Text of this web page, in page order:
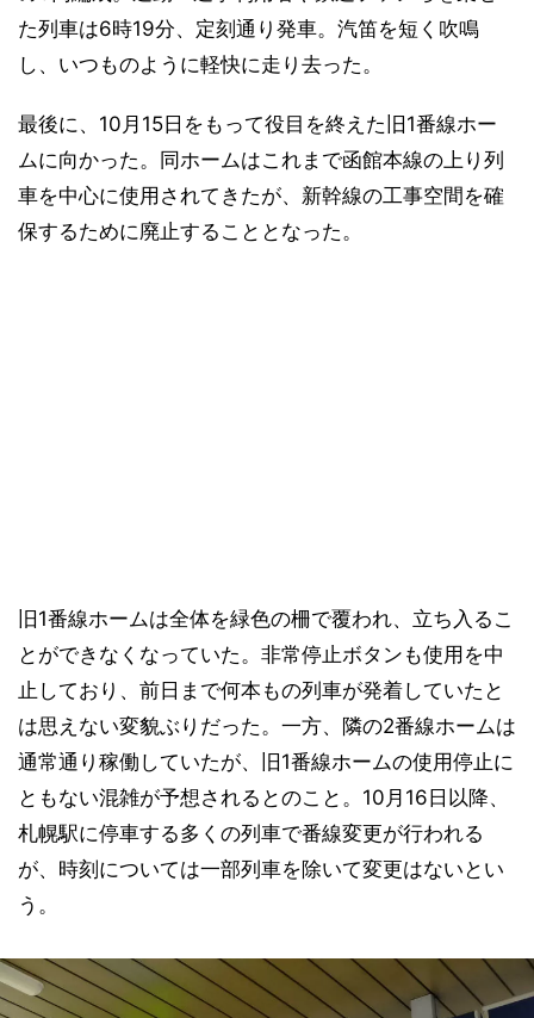
た列車は6時19分、定刻通り発車。汽笛を短く吹鳴
し、いつものように軽快に走り去った。
最後に、10月15日をもって役目を終えた旧1番線ホー
ムに向かった。同ホームはこれまで函館本線の上り列
車を中心に使用されてきたが、新幹線の工事空間を確
保するために廃止することとなった。
旧1番線ホームは全体を緑色の柵で覆われ、立ち入るこ
とができなくなっていた。非常停止ボタンも使用を中
止しており、前日まで何本もの列車が発着していたと
は思えない変貌ぶりだった。一方、隣の2番線ホームは
通常通り稼働していたが、旧1番線ホームの使用停止に
ともない混雑が予想されるとのこと。10月16日以降、
札幌駅に停車する多くの列車で番線変更が行われる
が、時刻については一部列車を除いて変更はないとい
う。